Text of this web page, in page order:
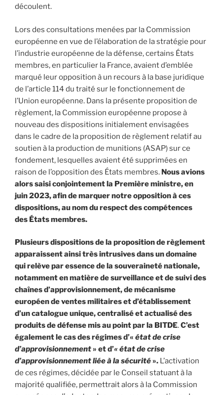
découlent.
Lors des consultations menées par la Commission
européenne en vue de l’élaboration de la stratégie pour
l’industrie européenne de la défense, certains États
membres, en particulier la France, avaient d’emblée
marqué leur opposition à un recours à la base juridique
de l’article 114 du traité sur le fonctionnement de
l’Union européenne. Dans la présente proposition de
règlement, la Commission européenne propose à
nouveau des dispositions initialement envisagées
dans le cadre de la proposition de règlement relatif au
soutien à la production de munitions (ASAP) sur ce
fondement, lesquelles avaient été supprimées en
raison de l’opposition des États membres. Nous avions
alors saisi conjointement la Première ministre, en
juin 2023, afin de marquer notre opposition à ces
dispositions, au nom du respect des compétences
des États membres.
Plusieurs dispositions de la proposition de règlement
apparaissent ainsi très intrusives dans un domaine
qui relève par essence de la souveraineté nationale,
notamment en matière de surveillance et de suivi des
chaînes d’approvisionnement, de mécanisme
européen de ventes militaires et d’établissement
d’un catalogue unique, centralisé et actualisé des
produits de défense mis au point par la BITDE.C’est
également le cas des régimes d’« état de crise
d’approvisionnement » et d’« état de crise
d’approvisionnement liée à la sécurité ». L’activation
de ces régimes, décidée par le Conseil statuant à la
majorité qualifiée, permettrait alors à la Commission